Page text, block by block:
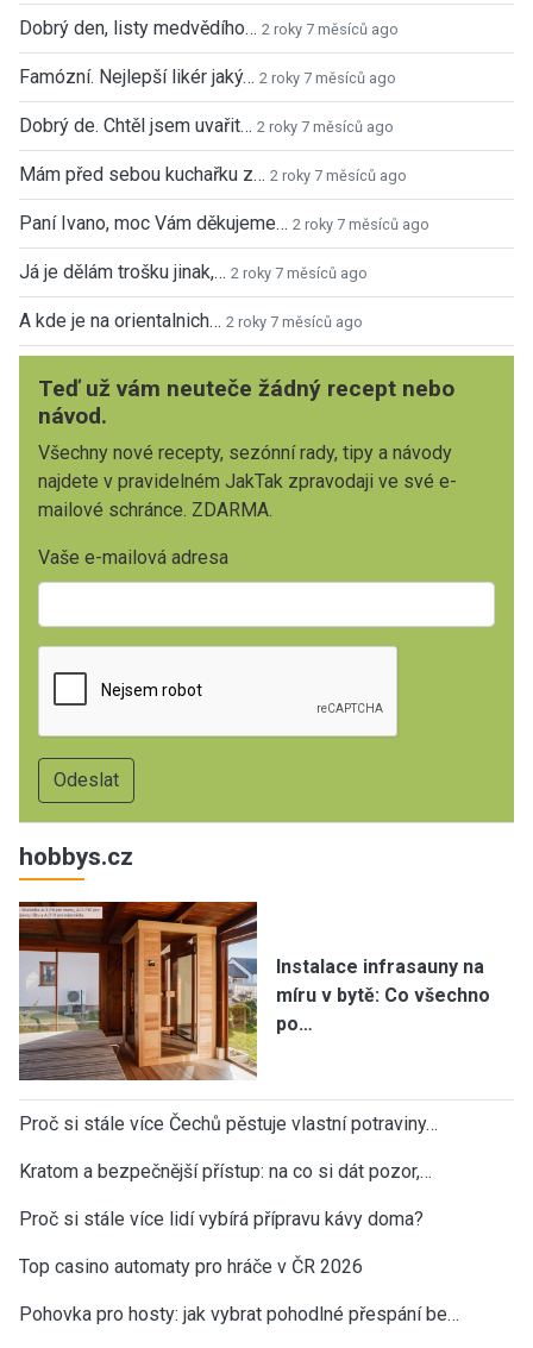
Dobrý den, listy medvědího… 2 roky 7 měsíců ago
Famózní. Nejlepší likér jaký… 2 roky 7 měsíců ago
Dobrý de. Chtěl jsem uvařit… 2 roky 7 měsíců ago
Mám před sebou kuchařku z… 2 roky 7 měsíců ago
Paní Ivano, moc Vám děkujeme… 2 roky 7 měsíců ago
Já je dělám trošku jinak,… 2 roky 7 měsíců ago
A kde je na orientalnich… 2 roky 7 měsíců ago
Teď už vám neuteče žádný recept nebo
návod.
Všechny nové recepty, sezónní rady, tipy a návody
najdete v pravidelném JakTak zpravodaji ve své e-
mailové schránce. ZDARMA.
Vaše e-mailová adresa
hobbys.cz
Instalace infrasauny na
míru v bytě: Co všechno
po…
Proč si stále více Čechů pěstuje vlastní potraviny…
Kratom a bezpečnější přístup: na co si dát pozor,…
Proč si stále více lidí vybírá přípravu kávy doma?
Top casino automaty pro hráče v ČR 2026
Pohovka pro hosty: jak vybrat pohodlné přespání be…